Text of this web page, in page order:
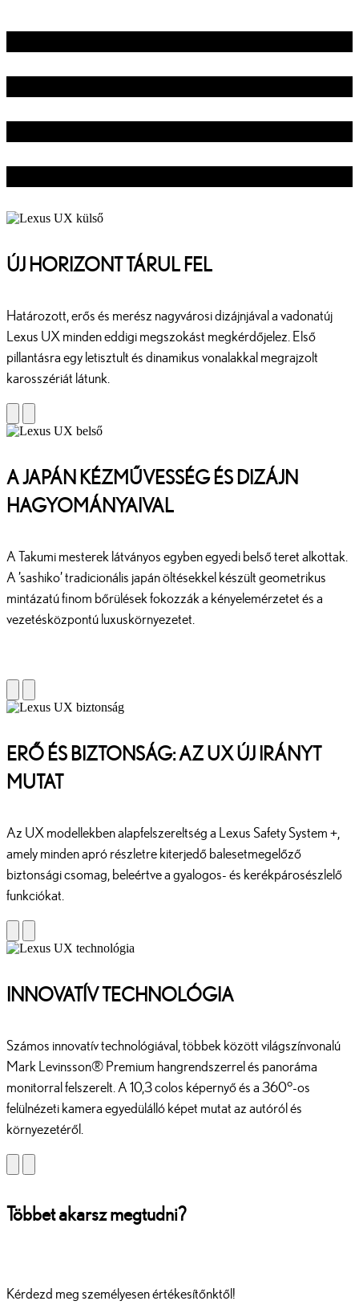
ÚJ HORIZONT TÁRUL FEL
Határozott, erős és merész nagyvárosi dizájnjával a vadonatúj
Lexus UX minden eddigi megszokást megkérdőjelez. Első
pillantásra egy letisztult és dinamikus vonalakkal megrajzolt
karosszériát látunk.
A JAPÁN KÉZMŰVESSÉG ÉS DIZÁJN
HAGYOMÁNYAIVAL
A Takumi mesterek látványos egyben egyedi belső teret alkottak.
A ’sashiko’ tradicionális japán öltésekkel készült geometrikus
mintázatú finom bőrülések fokozzák a kényelemérzetet és a
vezetésközpontú luxuskörnyezetet.
ERŐ ÉS BIZTONSÁG: AZ UX ÚJ IRÁNYT
MUTAT
Az UX modellekben alapfelszereltség a Lexus Safety System +,
amely minden apró részletre kiterjedő balesetmegelőző
biztonsági csomag, beleértve a gyalogos- és kerékpárosészlelő
funkciókat.
INNOVATÍV TECHNOLÓGIA
Számos innovatív technológiával, többek között világszínvonalú
Mark Levinsson® Premium hangrendszerrel és panoráma
monitorral felszerelt. A 10,3 colos képernyő és a 360°-os
felülnézeti kamera egyedülálló képet mutat az autóról és
környezetéről.
Többet akarsz megtudni?
Kérdezd meg személyesen értékesítőnktől!